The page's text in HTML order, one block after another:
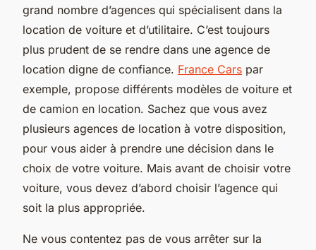
grand nombre d’agences qui spécialisent dans la
location de voiture et d’utilitaire. C’est toujours
plus prudent de se rendre dans une agence de
location digne de confiance. France Cars par
exemple, propose différents modèles de voiture et
de camion en location. Sachez que vous avez
plusieurs agences de location à votre disposition,
pour vous aider à prendre une décision dans le
choix de votre voiture. Mais avant de choisir votre
voiture, vous devez d’abord choisir l’agence qui
soit la plus appropriée.
Ne vous contentez pas de vous arrêter sur la